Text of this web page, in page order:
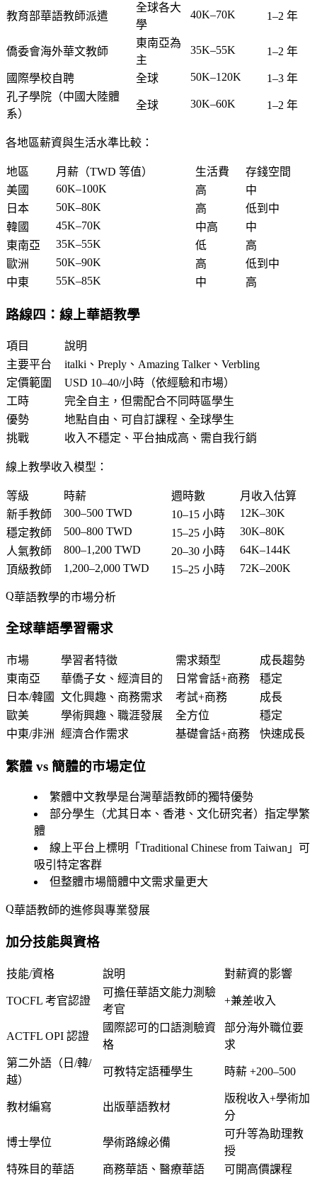
教育部華語教師派遣
全球各大
學
40K–70K 1–2 年
僑委會海外華文教師
東南亞為
主
35K–55K 1–2 年
國際學校自聘 全球 50K–120K
1–3 年
孔子學院（中國大陸體
系）
全球 30K–60K 1–2 年
各地區薪資與生活水準比較：
地區 月薪（TWD 等值） 生活費
存錢空間
美國
60K–100K 高
中
日本
50K–80K 高
低到中
韓國
45K–70K 中高
中
東南亞
35K–55K 低
高
歐洲
50K–90K 高
低到中
中東
55K–85K 中 高
路線四：線上華語教學
項目
說明
主要平台
italki、Preply、Amazing Talker、Verbling
定價範圍
USD 10–40/小時（依經驗和市場）
工時
完全自主，但需配合不同時區學生
優勢
地點自由、可自訂課程、全球學生
挑戰
收入不穩定、平台抽成高、需自我行銷
線上教學收入模型：
等級 時薪 週時數
月收入估算
新手教師
300–500 TWD 10–15 小時
12K–30K
穩定教師
500–800 TWD 15–25 小時
30K–80K
人氣教師
800–1,200 TWD 20–30 小時
64K–144K
頂級教師
1,200–2,000 TWD 15–25 小時 72K–200K
華語教學的市場分析
全球華語學習需求
市場 學習者特徵 需求類型
成長趨勢
東南亞
華僑子女、經濟目的 日常會話+商務
穩定
日本/韓國
文化興趣、商務需求 考試+商務
成長
歐美
學術興趣、職涯發展 全方位
穩定
中東/非洲
經濟合作需求 基礎會話+商務 快速成長
繁體 vs 簡體的市場定位
繁體中文教學是台灣華語教師的獨特優勢
部分學生（尤其日本、香港、文化研究者）指定學繁
體
線上平台上標明「Traditional Chinese from Taiwan」可
吸引特定客群
但整體市場簡體中文需求量更大
華語教師的進修與專業發展
加分技能與資格
技能/資格 說明 對薪資的影響
TOCFL 考官認證
可擔任華語文能力測驗
考官
+兼差收入
ACTFL OPI 認證
國際認可的口語測驗資
格
部分海外職位要
求
第二外語（日/韓/
越）
可教特定語種學生 時薪 +200–500
教材編寫 出版華語教材
版稅收入+學術加
分
博士學位 學術路線必備
可升等為助理教
授
特殊目的華語
商務華語、醫療華語 可開高價課程